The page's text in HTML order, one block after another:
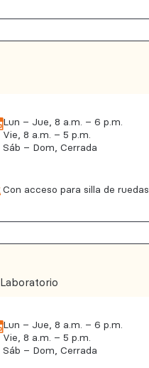
Lun – Jue, 8 a.m. – 6 p.m.
Vie, 8 a.m. – 5 p.m.
Sáb – Dom, Cerrada
Con acceso para silla de ruedas
Laboratorio
Lun – Jue, 8 a.m. – 6 p.m.
Vie, 8 a.m. – 5 p.m.
Sáb – Dom, Cerrada